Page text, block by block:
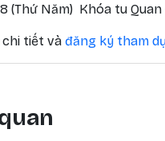
(Thứ Năm) Khóa tu Quan
chi tiết và đăng ký tham